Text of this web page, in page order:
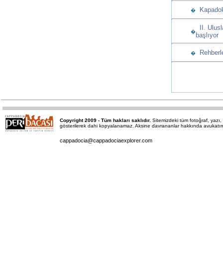
�
�
II.
başlıyor
�
Copyright 2009 - Tüm hakları saklıdır. Sitemizdeki tüm fotoğraf,
gösterilerek dahi kopyalanamaz. Aksine davrananlar hakkında
cappadocia@cappadociaexplorer.com